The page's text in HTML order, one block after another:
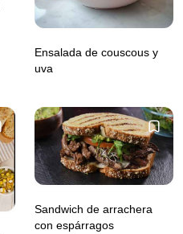
Ensalada de couscous y
uva
Sandwich de arrachera
con espárragos